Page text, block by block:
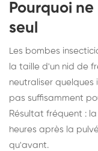
Pourquoi
seul
Les bombes
la taille d'un nid de
neutraliser quelques
pas suffisamment
Résultat fréquent :
heures après la
qu'avant.